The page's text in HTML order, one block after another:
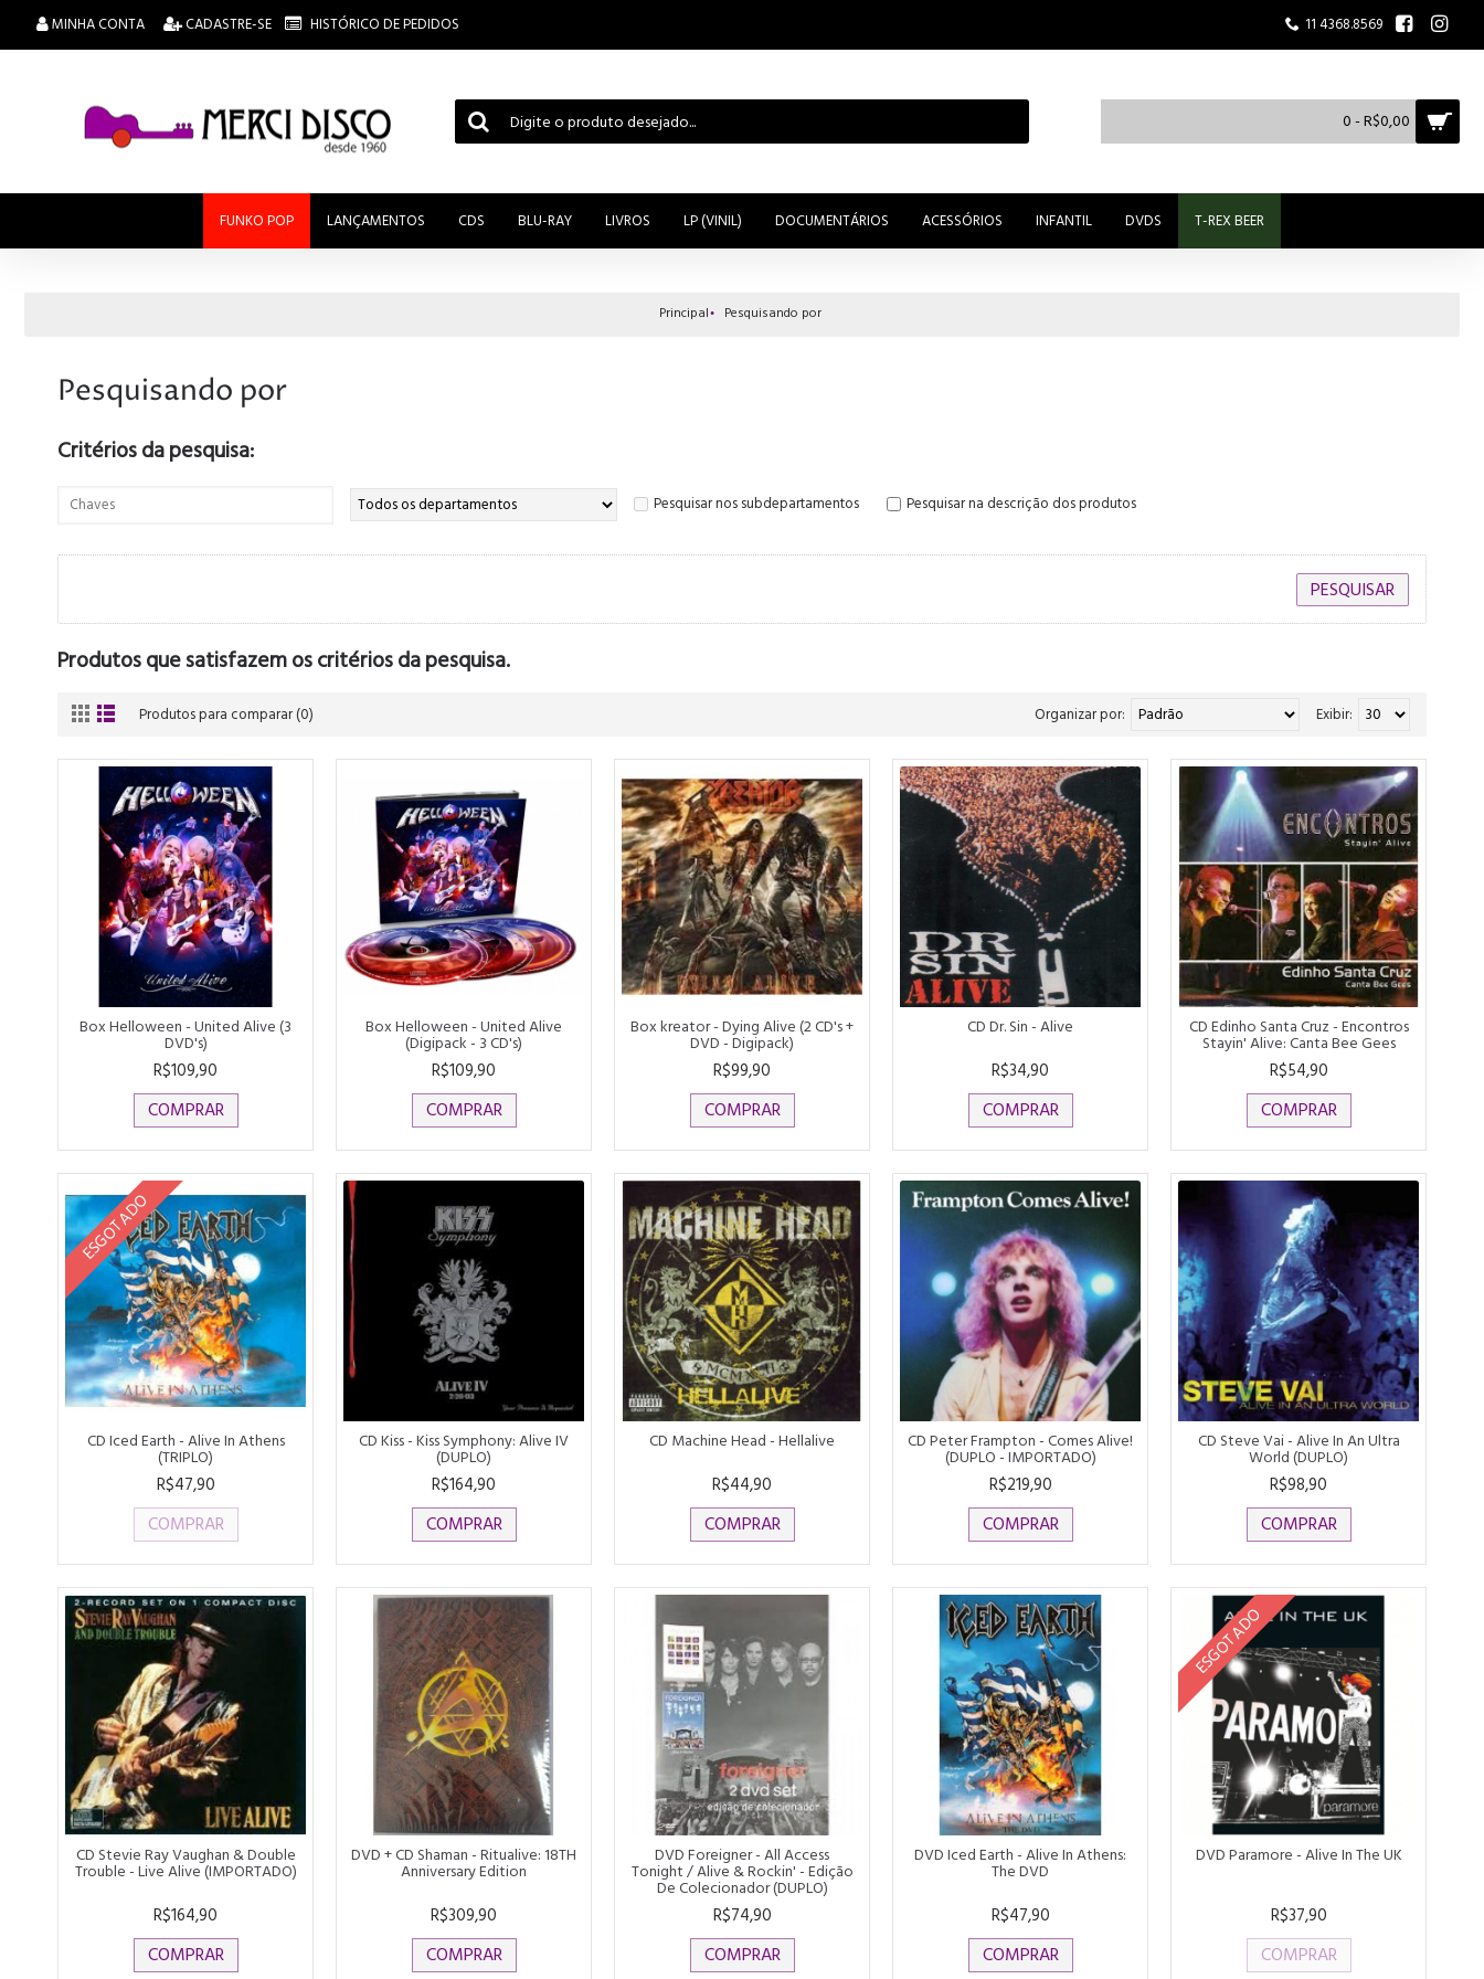
MINHA CONTA CADASTRE-SE HISTÓRICO DE PEDIDOS 11 4368.8569
0 - R$0,00
FUNKO POP LANÇAMENTOS CDS BLU-RAY LIVROS LP (VINIL) DOCUMENTÁRIOS ACESSÓRIOS INFANTIL DVDS T-REX BEER
Principal Pesquisando por
Pesquisando por
Critérios da pesquisa:
Pesquisar nos subdepartamentos Pesquisar na descrição dos produtos
Produtos que satisfazem os critérios da pesquisa.
Produtos para comparar (0) Exibir:
Organizar por:
Box Helloween - United Alive (3
DVD's)
R$109,90
COMPRAR
Box Helloween - United Alive
(Digipack - 3 CD's)
R$109,90
COMPRAR
Box kreator - Dying Alive (2 CD's +
DVD - Digipack)
R$99,90
COMPRAR
CD Dr. Sin - Alive
R$34,90
COMPRAR
CD Edinho Santa Cruz - Encontros
Stayin' Alive: Canta Bee Gees
R$54,90
COMPRAR
ESGOTADO
CD Iced Earth - Alive In Athens
(TRIPLO)
R$47,90
COMPRAR
CD Kiss - Kiss Symphony: Alive IV
(DUPLO)
R$164,90
COMPRAR
CD Machine Head - Hellalive
R$44,90
COMPRAR
CD Peter Frampton - Comes Alive!
(DUPLO - IMPORTADO)
R$219,90
COMPRAR
CD Steve Vai - Alive In An Ultra
World (DUPLO)
R$98,90
COMPRAR
CD Stevie Ray Vaughan & Double
Trouble - Live Alive (IMPORTADO)
R$164,90
COMPRAR
DVD + CD Shaman - Ritualive: 18TH
Anniversary Edition
R$309,90
COMPRAR
DVD Foreigner - All Access
Tonight / Alive & Rockin' - Edição
De Colecionador (DUPLO)
R$74,90
COMPRAR
DVD Iced Earth - Alive In Athens:
The DVD
R$47,90
COMPRAR
ESGOTADO
DVD Paramore - Alive In The UK
R$37,90
COMPRAR